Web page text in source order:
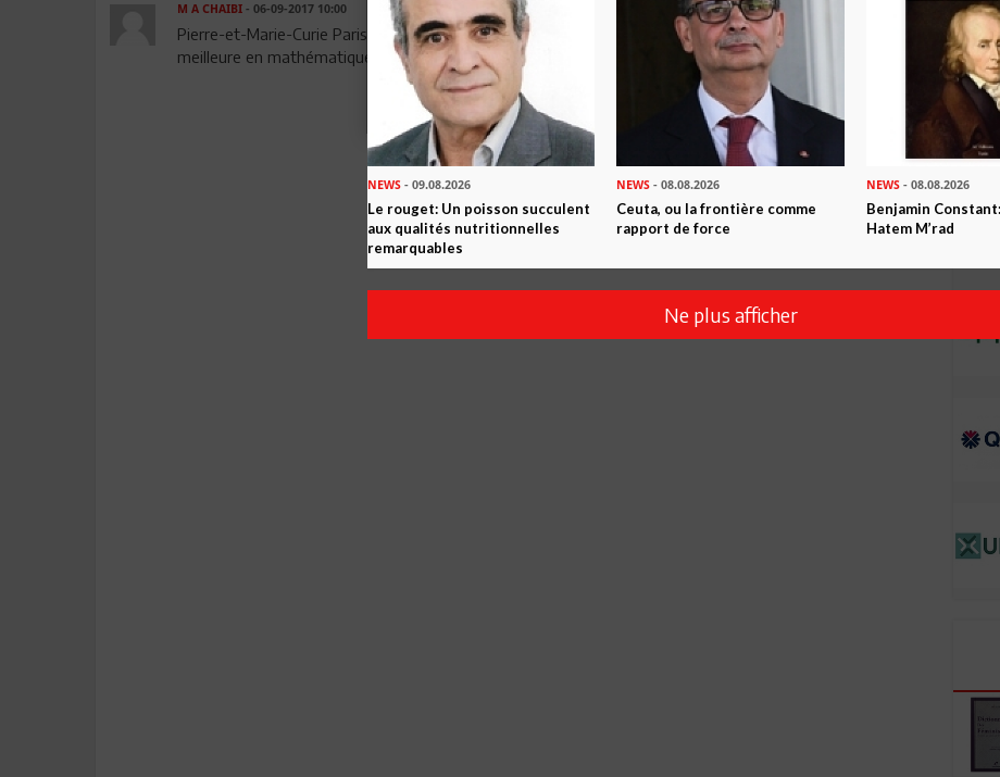
M A CHAIBI- 06-09-2017 10:00
Pierre-et-Marie-Curie Paris-VI, est la mieux mondialement classée en France. Après l'ENS Ulm c'est la
meilleure en mathématiques, modélisation, Proba-Stat.
NEWS - 09.08.2026
Le rouget: Un poisson succulent
aux qualités nutritionnelles
remarquables
NEWS - 08.08.2026
Ceuta, ou la frontière comme
rapport de force
NEWS- 08.08.2026
Benjamin
Hatem M’rad
Ne plus afficher